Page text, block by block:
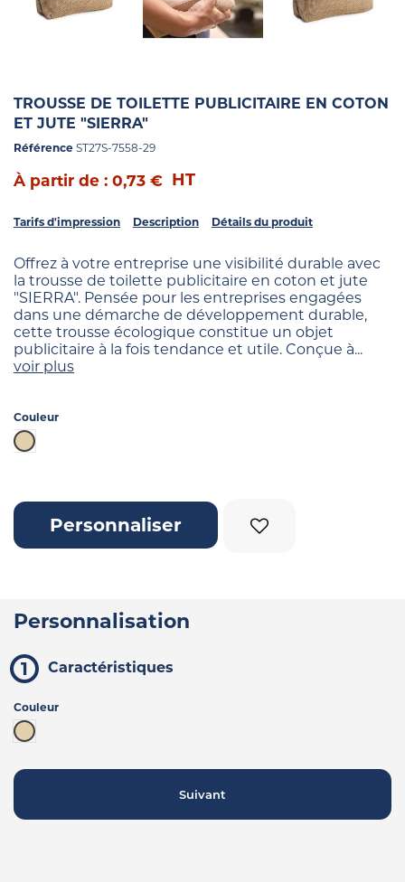
TROUSSE DE TOILETTE PUBLICITAIRE EN COTON
ET JUTE "SIERRA"
Référence ST27S-7558-29
À partir de : 0,73 € HT
Tarifs d'impression Description Détails du produit
Offrez à votre entreprise une visibilité durable avec
la trousse de toilette publicitaire en coton et jute
"SIERRA". Pensée pour les entreprises engagées
dans une démarche de développement durable,
cette trousse écologique constitue un objet
publicitaire à la fois tendance et utile. Conçue à...
voir plus
Couleur
Beige
Personnaliser
Personnalisation
Caractéristiques
Couleur
Beige
Suivant